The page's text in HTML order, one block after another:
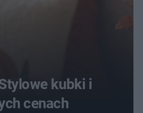
kubki i
cenach